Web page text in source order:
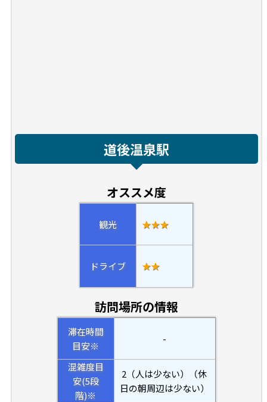
道後温泉駅
オススメ度
観光 ★★★
ドライブ ★★
訪問場所の情報
滞在時間
目安※
-
混雑度目
安(5段
階)※
2（人は少ない）（休
日の朝周辺は少ない）